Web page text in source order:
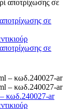
σε
σε
κωδ.240027-ar